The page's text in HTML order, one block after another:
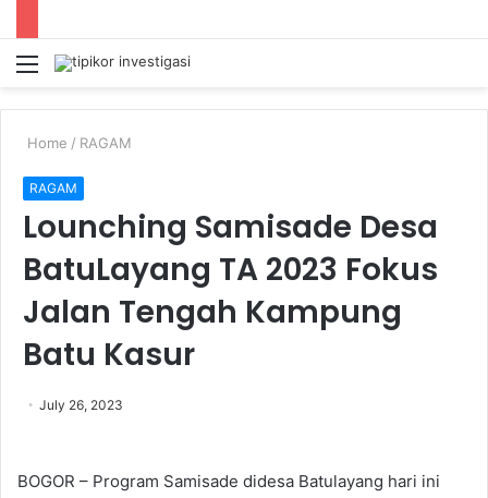
Menu
Home / RAGAM
RAGAM
Lounching Samisade Desa
BatuLayang TA 2023 Fokus
Jalan Tengah Kampung
Batu Kasur
July 26, 2023
BOGOR – Program Samisade didesa Batulayang hari ini